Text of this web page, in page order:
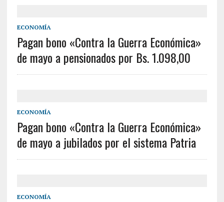
ECONOMÍA
Pagan bono «Contra la Guerra Económica»
de mayo a pensionados por Bs. 1.098,00
ECONOMÍA
Pagan bono «Contra la Guerra Económica»
de mayo a jubilados por el sistema Patria
ECONOMÍA